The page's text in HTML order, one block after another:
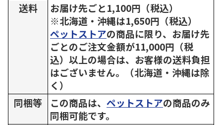
送料
お届け先ごと1,100円（税込）
※北海道・沖縄は1,650円（税込）
ペットストアの商品に限り、お届け先
ごとのご注文金額が11,000円（税
込）以上の場合は、お客様の送料負担
はございません。（北海道・沖縄は除
く）
同梱等
この商品は、 ペットストアの商品のみ
同梱可能です。